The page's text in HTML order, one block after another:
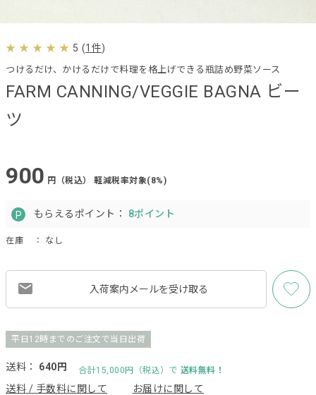
FARM CANNING/VEGGIE BAGNA ビー
ツ
つけるだけ、かけるだけで料理を格上げできる瓶詰め野菜ソース
5 (1件)
900 円（税込） 軽減税率対象(8%)
もらえるポイント： 8ポイント
在庫 ： なし
入荷案内メールを受け取る
平日12時までのご注文で当日出荷
送料： 640円 合計15,000円（税込）で 送料無料！
送料 / 手数料に関して お届けに関して